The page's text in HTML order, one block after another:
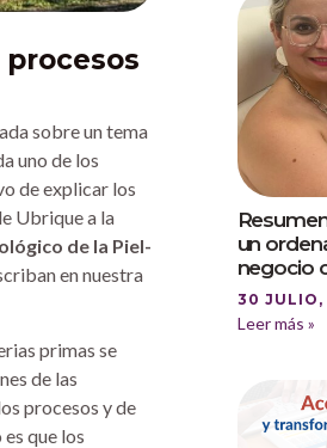
sobre un tema
uno de los
de explicar los
Ubrique a la
de la Piel-
en nuestra
primas se
de las
procesos y de
que los
un
negocio
30 JULIO,
Leer más »